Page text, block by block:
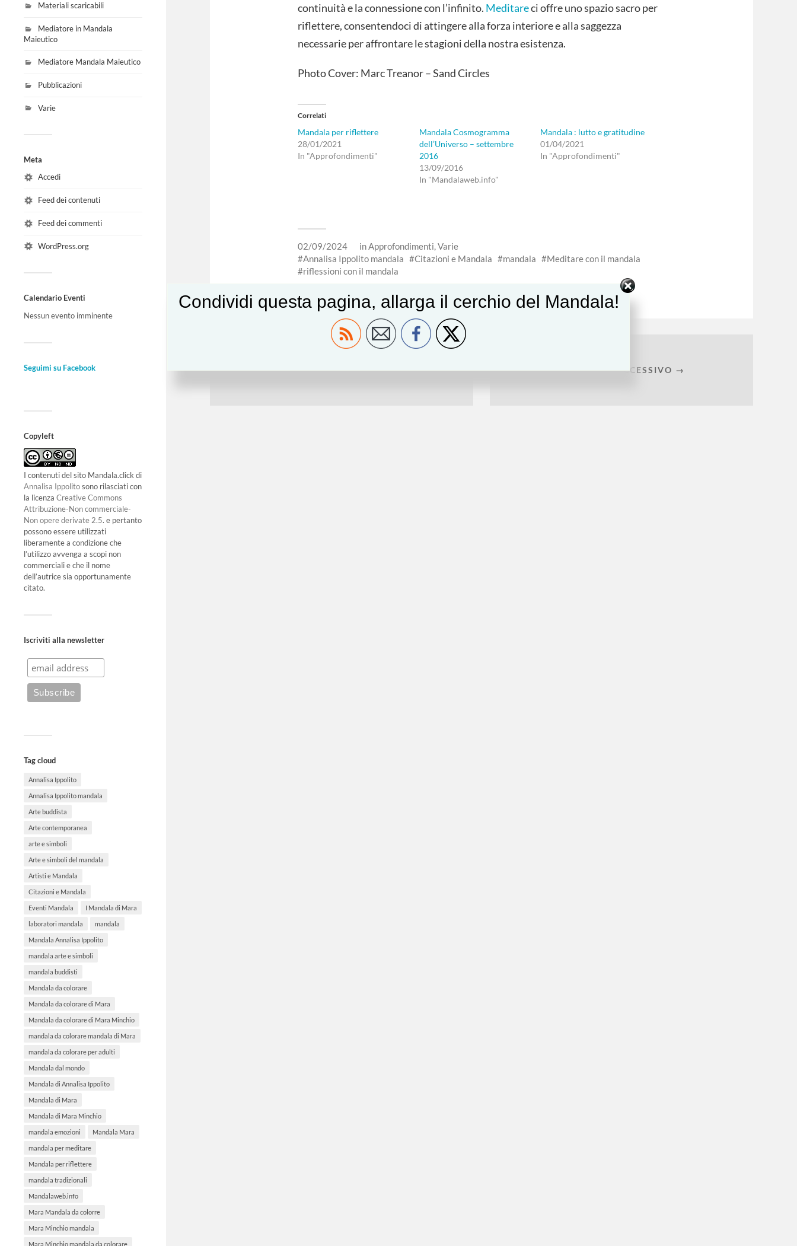
Materiali scaricabili
Mediatore in Mandala
Maieutico
Mediatore Mandala Maieutico
Pubblicazioni
Varie
Meta
Accedi
Feed dei contenuti
Feed dei commenti
WordPress.org
Calendario Eventi
Nessun evento imminente
Seguimi su Facebook
Copyleft
I contenuti del sito Mandala.click di
Annalisa Ippolitosono rilasciati con
la licenza Creative Commons
Attribuzione-Non commerciale-
Non opere derivate 2.5. e pertanto
possono essere utilizzati
liberamente a condizione che
l’utilizzo avvenga a scopi non
commerciali e che il nome
dell’autrice sia opportunamente
citato.
Iscriviti alla newsletter
Tag cloud
Annalisa Ippolito
Annalisa Ippolito mandala
Arte buddista
Arte contemporanea
arte e simboli
Arte e simboli del mandala
Artisti e Mandala
Citazioni e Mandala
Eventi Mandala I Mandala di Mara
laboratori mandala mandala
Mandala Annalisa Ippolito
mandala arte e simboli
mandala buddisti
Mandala da colorare
Mandala da colorare di Mara
Mandala da colorare di Mara Minchio
mandala da colorare mandala di Mara
mandala da colorare per adulti
Mandala dal mondo
Mandala di Annalisa Ippolito
Mandala di Mara
Mandala di Mara Minchio
mandala emozioni Mandala Mara
mandala per meditare
Mandala per riflettere
mandala tradizionali
Mandalaweb.info
Mara Mandala da colorre
Mara Minchio mandala
Mara Minchio mandala da colorare
continuità e la connessione con l’infinito. Meditareci offre uno spazio sacro per
riflettere, consentendoci di attingere alla forza interiore e alla saggezza
necessarie per affrontare le stagioni della nostra esistenza.
Photo Cover: Marc Treanor – Sand Circles
Correlati
Mandala per riflettere
28/01/2021
In "Approfondimenti"
Mandala Cosmogramma
dell’Universo – settembre
2016
13/09/2016
In "Mandalaweb.info"
Mandala : lutto e gratitudine
01/04/2021
In "Approfondimenti"
02/09/2024 inApprofondimenti,Varie
Annalisa Ippolito mandala
Citazioni e Mandala mandala
Meditare con il mandala
riflessioni con il mandala
← ARTICOLO PRECEDENTE ARTICOLO SUCCESSIVO →
Condividi questa pagina, allarga il cerchio del Mandala!